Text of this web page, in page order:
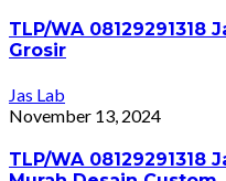
TLP/WA 08129291318
Grosir
Jas Lab
November 13, 2024
TLP/WA 08129291318